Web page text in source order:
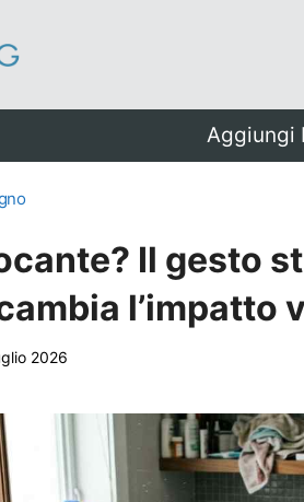
Aggiungi
Il gesto
l’impatto
2026